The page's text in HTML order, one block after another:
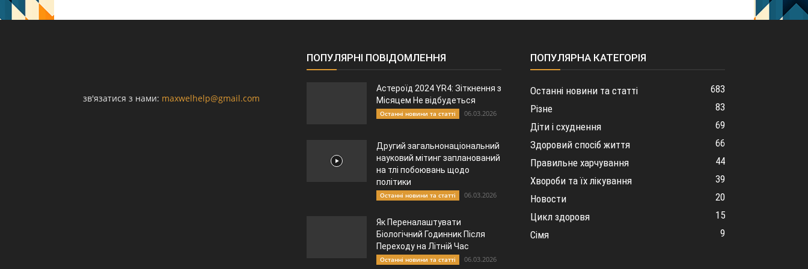
зв'язатися з нами: maxwelhelp@gmail.com
ПОПУЛЯРНІ ПОВІДОМЛЕННЯ
Астероїд 2024 YR4: Зіткнення з
Місяцем Не відбудеться
Останні новини та статті 06.03.2026
Другий загальнонаціональний
науковий мітинг запланований
на тлі побоювань щодо
політики
Останні новини та статті 06.03.2026
Як Переналаштувати
Біологічний Годинник Після
Переходу на Літній Час
Останні новини та статті 06.03.2026
ПОПУЛЯРНА КАТЕГОРІЯ
Останні новини та статті
683
Різне
83
Діти і схуднення
69
Здоровий спосіб життя
66
Правильне харчування
44
Хвороби та їх лікування
39
Новости
20
Цикл здоровя
15
Сімя
9